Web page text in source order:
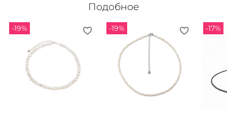
Подобное
-19% -19% -17%